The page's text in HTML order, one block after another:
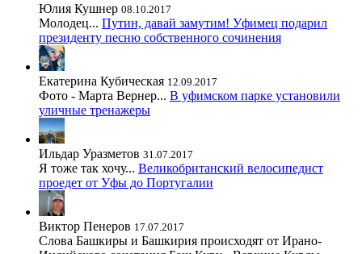
Юлия Кушнер 08.10.2017
Молодец... Путин, давай замутим! Уфимец подарил
президенту песню собственного сочинения
Екатерина Кубическая 12.09.2017
Фото - Марта Вернер... В уфимском парке установили
уличные тренажеры
Ильдар Уразметов 31.07.2017
Я тоже так хочу... Великобританский велосипедист
проедет от Уфы до Португалии
Виктор Пенеров 17.07.2017
Слова Башкиры и Башкирия происходят от Ирано-